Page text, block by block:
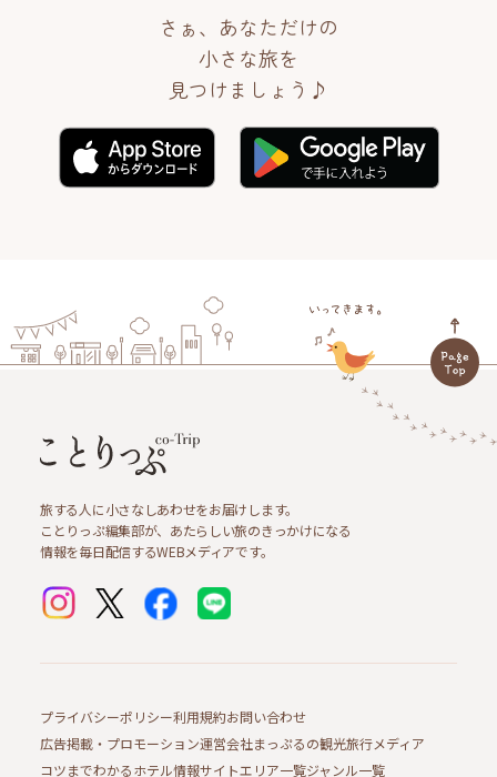
さぁ、あなただけの
小さな旅を
見つけましょう♪
旅する人に小さなしあわせをお届けします。
ことりっぷ編集部が、あたらしい旅のきっかけになる
情報を毎日配信するWEBメディアです。
プライバシーポリシー利用規約お問い合わせ
広告掲載・プロモーション運営会社まっぷるの観光旅行メディア
コツまでわかるホテル情報サイトエリア一覧ジャンル一覧